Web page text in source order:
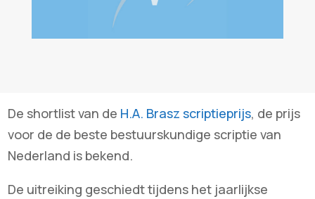
De shortlist van de H.A. Brasz scriptieprijs, de prijs
voor de de beste bestuurskundige scriptie van
Nederland is bekend.
De uitreiking geschiedt tijdens het jaarlijkse